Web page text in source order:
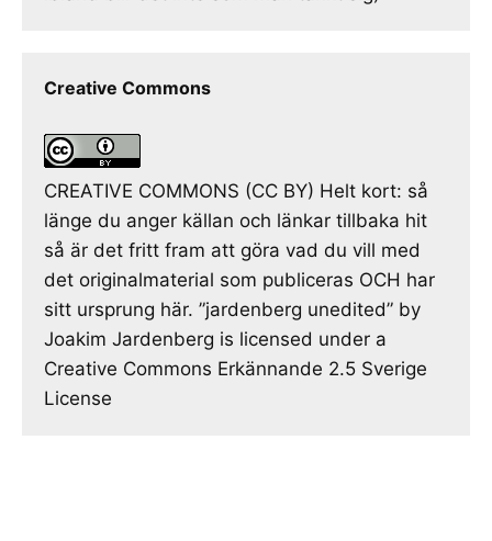
Creative Commons
CREATIVE COMMONS (CC BY) Helt kort: så
länge du anger källan och länkar tillbaka hit
så är det fritt fram att göra vad du vill med
det originalmaterial som publiceras OCH har
sitt ursprung här. ”jardenberg unedited” by
Joakim Jardenberg is licensed under a
Creative Commons Erkännande 2.5 Sverige
License